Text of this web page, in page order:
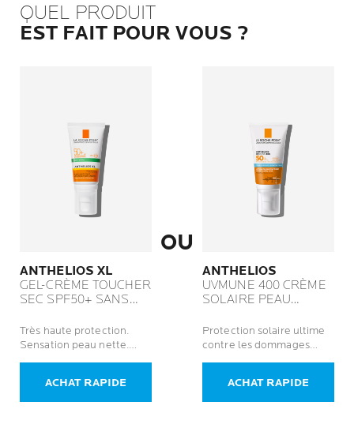
QUEL PRODUIT
EST FAIT POUR VOUS ?
ANTHELIOS XL
GEL-CRÈME TOUCHER
SEC SPF50+ SANS
Très haute protection.
Sensation peau nette.
ACHAT RAPIDE
OU
ANTHELIOS
UVMUNE 400 CRÈME
SOLAIRE PEAU
PARFUM
Protection solaire ultime
contre les dommages
ACHAT RAPIDE